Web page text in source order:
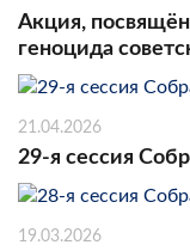
Акция,
геноцида
21.04.2026
29-я сессия
19.03.2026